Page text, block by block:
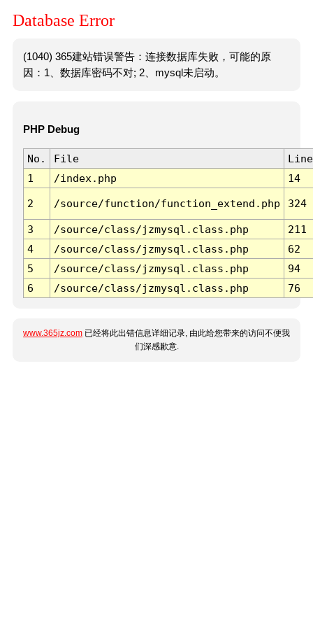
Database Error
(1040) 365建站错误警告：连接数据库失败，可能的原
因：1、数据库密码不对; 2、mysql未启动。
PHP Debug
No. File
Line
1
/index.php 14
2 /source/function/function_extend.php 324
3 /source/class/jzmysql.class.php
211
4
/source/class/jzmysql.class.php
62
5
/source/class/jzmysql.class.php
94
6
/source/class/jzmysql.class.php 76
www.365jz.com 已经将此出错信息详细记录, 由此给您带来的访问不便我
们深感歉意.